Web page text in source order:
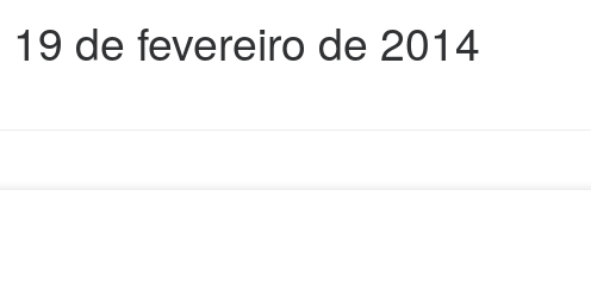
19 de fevereiro de 2014